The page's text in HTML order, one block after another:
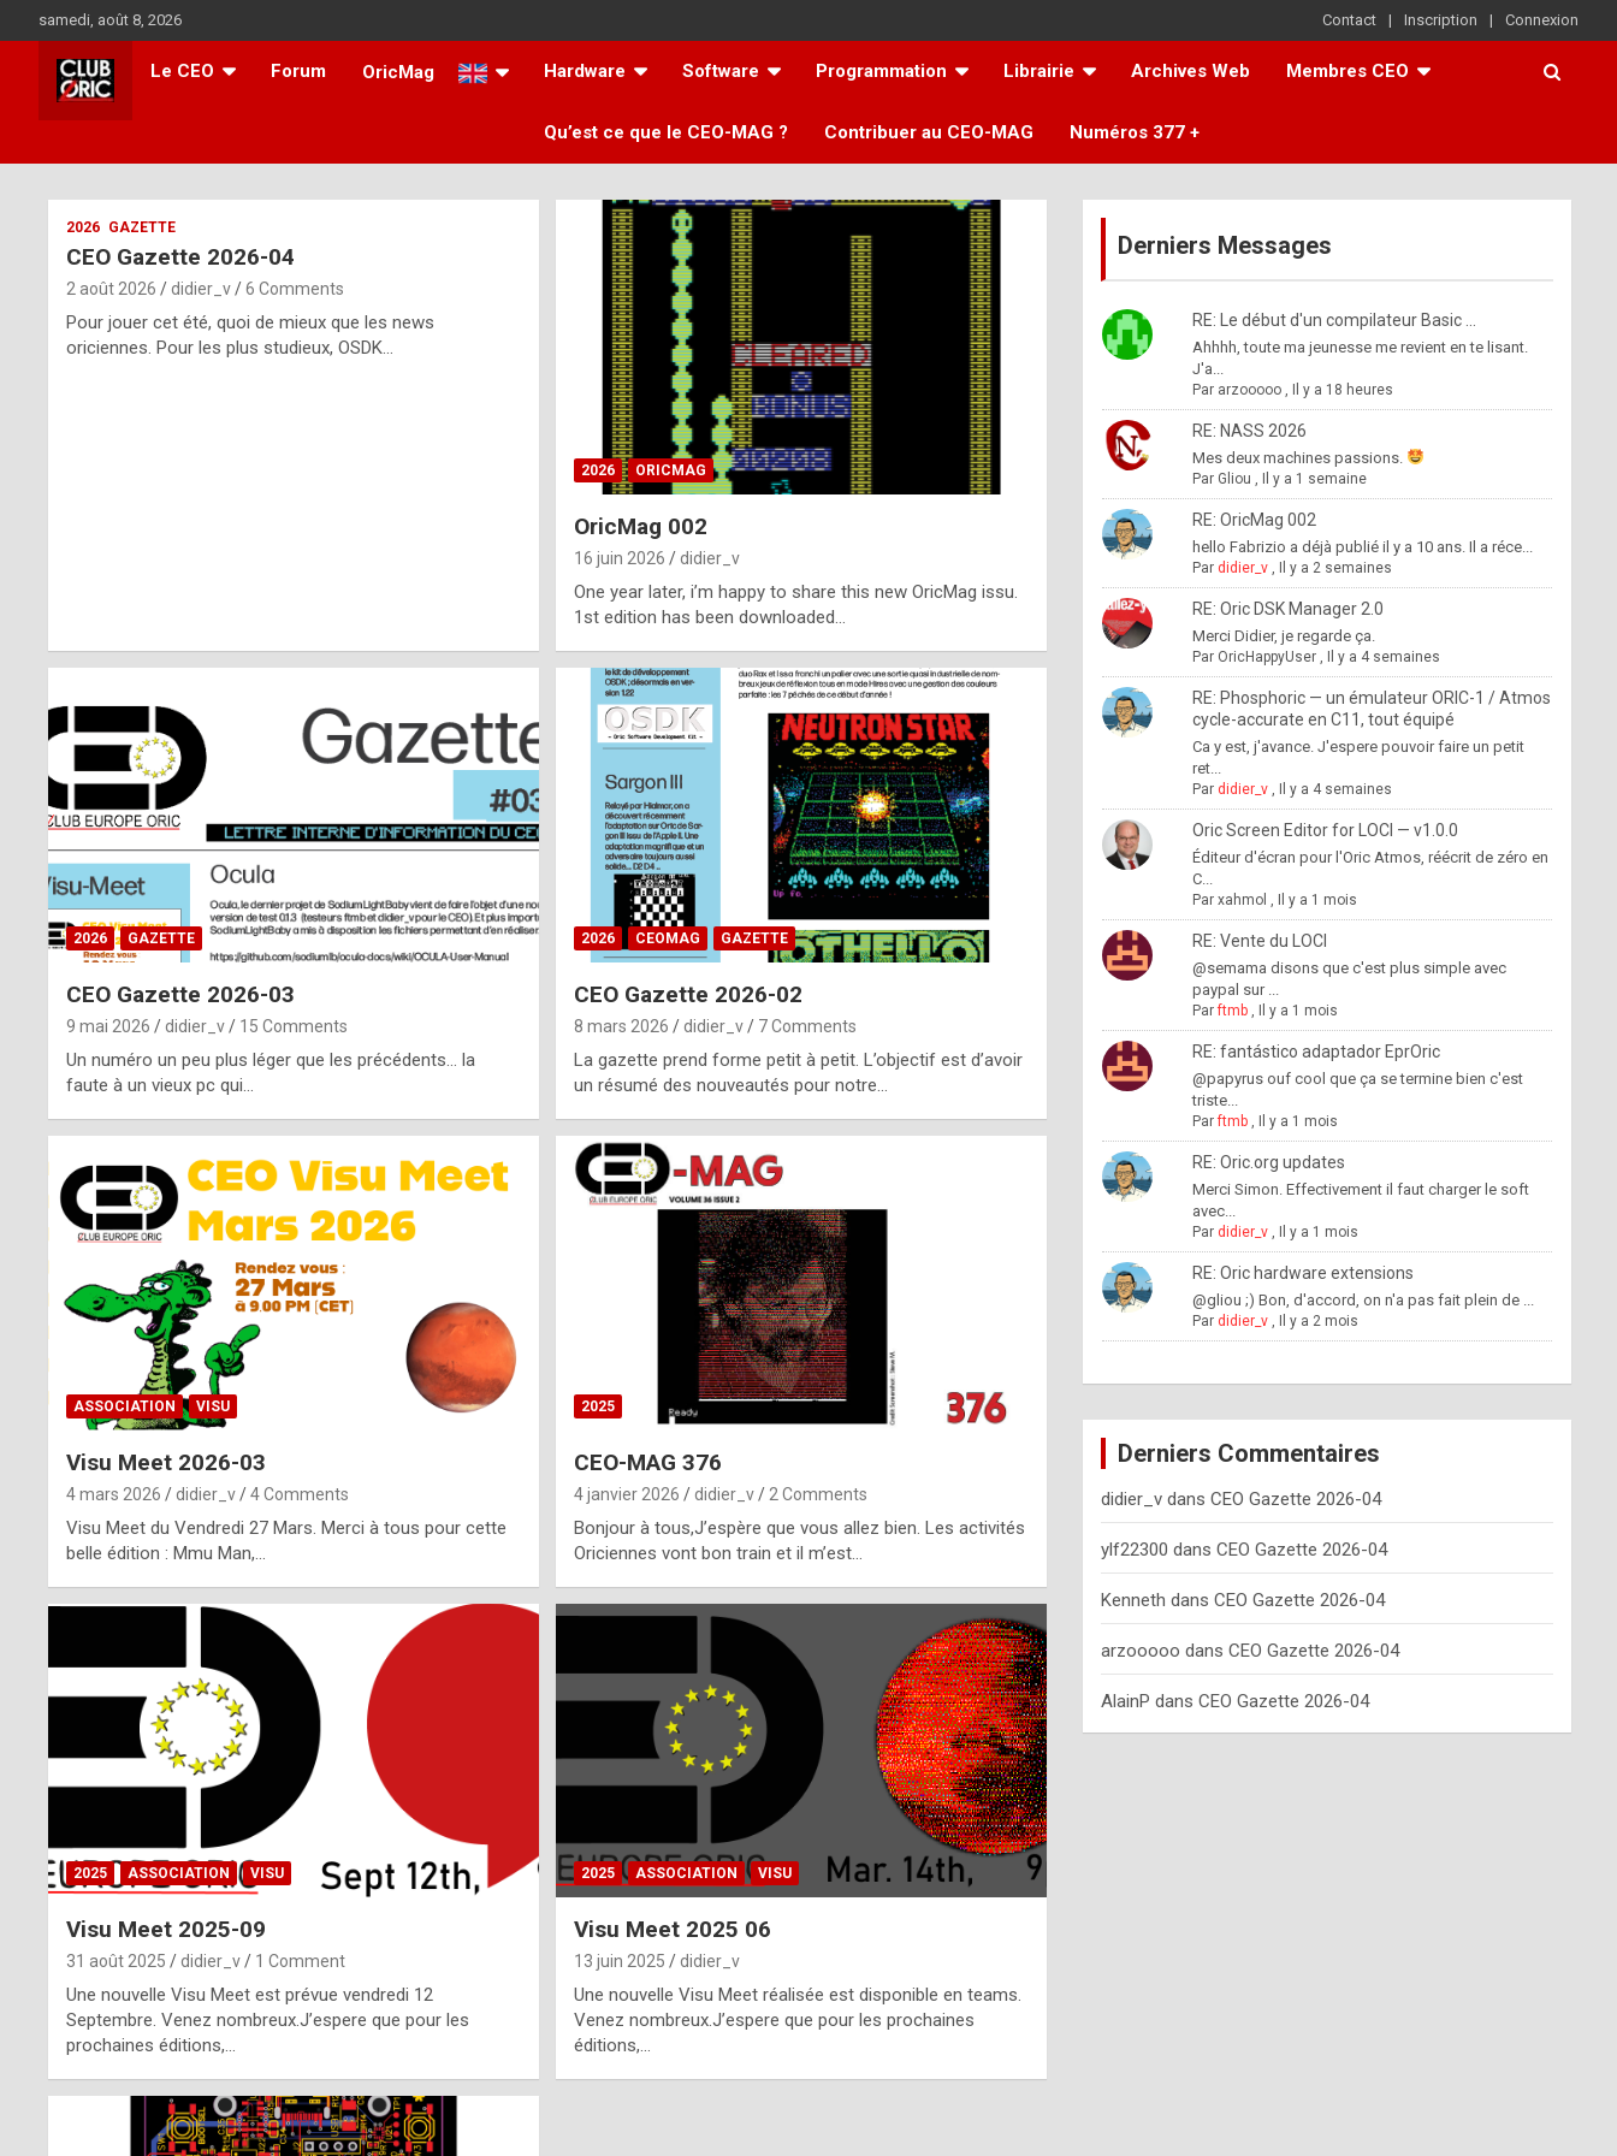
to
content
samedi, août 8, 2026 Contact Inscription Connexion
Le CEO Forum OricMag Hardware Software Programmation Librairie Archives Web Membres CEO
Qu’est ce que le CEO-MAG ? Contribuer au CEO-MAG Numéros 377 +
ff
m
2026 GAZETTE
CEO Gazette 2026-04
2 août 2026 didier_v 6 Comments
Pour jouer cet été, quoi de mieux que les news
oriciennes. Pour les plus studieux, OSDK…
2026 ORICMAG
OricMag 002
16 juin 2026 didier_v
One year later, i’m happy to share this new OricMag issu.
1st edition has been downloaded…
2026 GAZETTE
CEO Gazette 2026-03
9 mai 2026 didier_v 15 Comments
Un numéro un peu plus léger que les précédents… la
faute à un vieux pc qui…
2026 CEOMAG GAZETTE
CEO Gazette 2026-02
8 mars 2026 didier_v 7 Comments
La gazette prend forme petit à petit. L’objectif est d’avoir
un résumé des nouveautés pour notre…
ASSOCIATION VISU
Visu Meet 2026-03
4 mars 2026 didier_v 4 Comments
Visu Meet du Vendredi 27 Mars. Merci à tous pour cette
belle édition : Mmu Man,…
2025
CEO-MAG 376
4 janvier 2026 didier_v 2 Comments
Bonjour à tous,J’espère que vous allez bien. Les activités
Oriciennes vont bon train et il m’est…
2025 ASSOCIATION VISU
Visu Meet 2025-09
31 août 2025 didier_v 1 Comment
Une nouvelle Visu Meet est prévue vendredi 12
Septembre. Venez nombreux.J’espere que pour les
prochaines éditions,…
2025 ASSOCIATION VISU
Visu Meet 2025 06
13 juin 2025 didier_v
Une nouvelle Visu Meet réalisée est disponible en teams.
Venez nombreux.J’espere que pour les prochaines
éditions,…
Derniers Messages
RE: Le début d'un compilateur Basic ...
Ahhhh, toute ma jeunesse me revient en te lisant.
J'a...
Par arzooooo, Il y a 18 heures
RE: NASS 2026
Mes deux machines passions.
Par Gliou , Il y a 1 semaine
RE: OricMag 002
hello Fabrizio a déjà publié il y a 10 ans. Il a réce...
Par didier_v, Il y a 2 semaines
RE: Oric DSK Manager 2.0
Merci Didier, je regarde ça.
Par OricHappyUser, Il y a 4 semaines
RE: Phosphoric — un émulateur ORIC-1 / Atmos
cycle-accurate en C11, tout équipé
Ca y est, j'avance. J'espere pouvoir faire un petit
ret...
Par didier_v, Il y a 4 semaines
Oric Screen Editor for LOCI — v1.0.0
Éditeur d'écran pour l'Oric Atmos, réécrit de zéro en
C...
Par xahmol , Il y a 1 mois
RE: Vente du LOCI
@semama disons que c'est plus simple avec
paypal sur ...
Parftmb, Il y a 1 mois
RE: fantástico adaptador EprOric
@papyrus ouf cool que ça se termine bien c'est
triste...
Parftmb, Il y a 1 mois
RE: Oric.org updates
Merci Simon. Effectivement il faut charger le soft
avec...
Par didier_v, Il y a 1 mois
RE: Oric hardware extensions
@gliou ;) Bon, d'accord, on n'a pas fait plein de ...
Par didier_v, Il y a 2 mois
Derniers Commentaires
didier_vdans CEO Gazette 2026-04
ylf22300 dans CEO Gazette 2026-04
Kenneth dans CEO Gazette 2026-04
arzooooo dans CEO Gazette 2026-04
AlainP dans CEO Gazette 2026-04